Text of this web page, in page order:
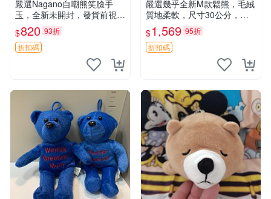
嚴選Nagano自嘲熊笑臉手
玉，全新未開封，發貨前視頻
確認，海南 廣西 貴州 嚴選N
agano自嘲熊笑臉手玉，全新
未開封，發貨前視頻確認，四
$820 93折
折扣碼
嚴選幾乎全新M款鬆熊，毛絨
質地柔軟，尺寸30公分，做
工精緻可愛，適合收藏或贈送
親友。中古使用痕跡，手感依
然優良。 鬆熊 嬰熊 毛玩偶
$1,569 95折
折扣碼